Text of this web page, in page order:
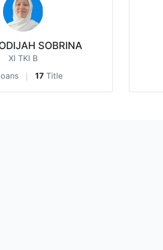
SOBRINA
XI TKI B
17 Title